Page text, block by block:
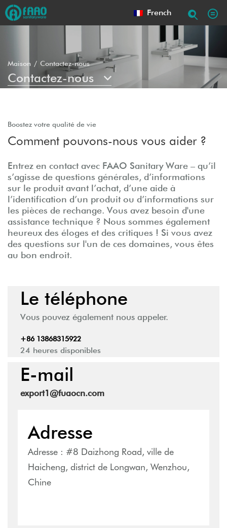
French
Maison Contactez-nous
Contactez-nous
Boostez votre qualité de vie
Comment pouvons-nous vous aider ?
Entrez en contact avec FAAO Sanitary Ware – qu’il
s’agisse de questions générales, d’informations
sur le produit avant l’achat, d’une aide à
l’identification d’un produit ou d’informations sur
les pièces de rechange. Vous avez besoin d'une
assistance technique ? Nous sommes également
heureux des éloges et des critiques ! Si vous avez
des questions sur l'un de ces domaines, vous êtes
au bon endroit.
Le téléphone
Vous pouvez également nous appeler.
+86 13868315922
24 heures disponibles
E-mail
export1@fuaocn.com
Adresse
Adresse : #8 Daizhong Road, ville de
Haicheng, district de Longwan, Wenzhou,
Chine